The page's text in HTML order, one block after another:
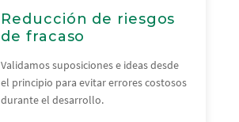
Reducción de riesgos
de fracaso
Validamos suposiciones e ideas desde
el principio para evitar errores costosos
durante el desarrollo.